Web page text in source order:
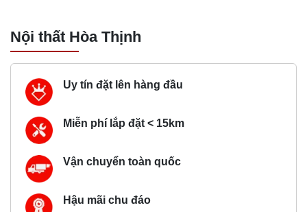
Nội thất Hòa Thịnh
Uy tín đặt lên hàng đầu
Miễn phí lắp đặt < 15km
Vận chuyển toàn quốc
Hậu mãi chu đáo